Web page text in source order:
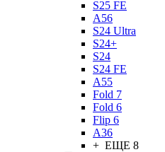
S25 FE
A56
S24 Ultra
S24+
S24
S24 FE
A55
Fold 7
Fold 6
Flip 6
A36
+ ЕЩЕ 8